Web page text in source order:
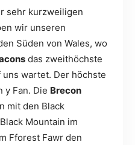
sehr kurzweiligen
wir unseren
Süden von Wales, wo
das zweithöchste
uns wartet. Der höchste
y Fan. Die Brecon
mit den Black
Mountain im
Fforest Fawr den